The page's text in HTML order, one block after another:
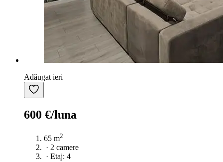
Adăugat ieri
600 €/luna
65 m2
· 2 camere
· Etaj: 4